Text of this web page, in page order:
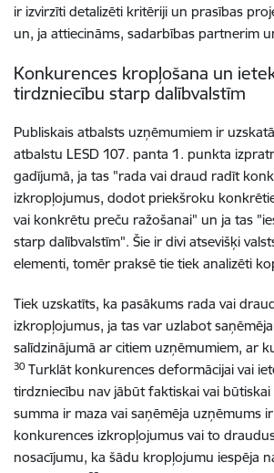
ir izvirzīti detalizēti kritēriji un prasības
un, ja attiecināms, sadarbības partnerim
Konkurences kropļošana un
tirdzniecību starp dalībvalstīm
Publiskais atbalsts uzņēmumiem ir
atbalstu LESD 107. panta 1. punkta
gadījumā, ja tas "rada vai draud radīt
izkropļojumus, dodot priekšroku
vai konkrētu preču ražošanai" un ja tas
starp dalībvalstīm". Šie ir divi atsevišķi
elementi, tomēr praksē tie tiek analizēti
Tiek uzskatīts, ka pasākums rada vai
izkropļojumus, ja tas var uzlabot
salīdzinājumā ar citiem uzņēmumiem, ar
30Turklāt konkurences deformācijai vai
tirdzniecību nav jābūt faktiskai vai būtiskai
summa ir maza vai saņēmēja uzņēmums
konkurences izkropļojumus vai to
nosacījumu, ka šādu kropļojumu iespēja